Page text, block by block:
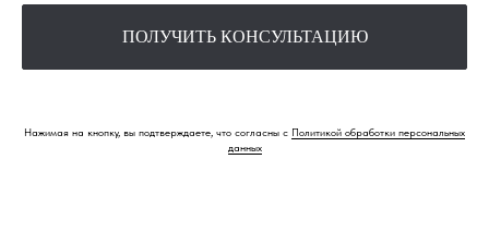
ПОЛУЧИТЬ КОНСУЛЬТАЦИЮ
Нажимая на кнопку, вы подтверждаете, что согласны с Политикой обработки персональных
данных
Способы покупки
Квартиры с
Акции